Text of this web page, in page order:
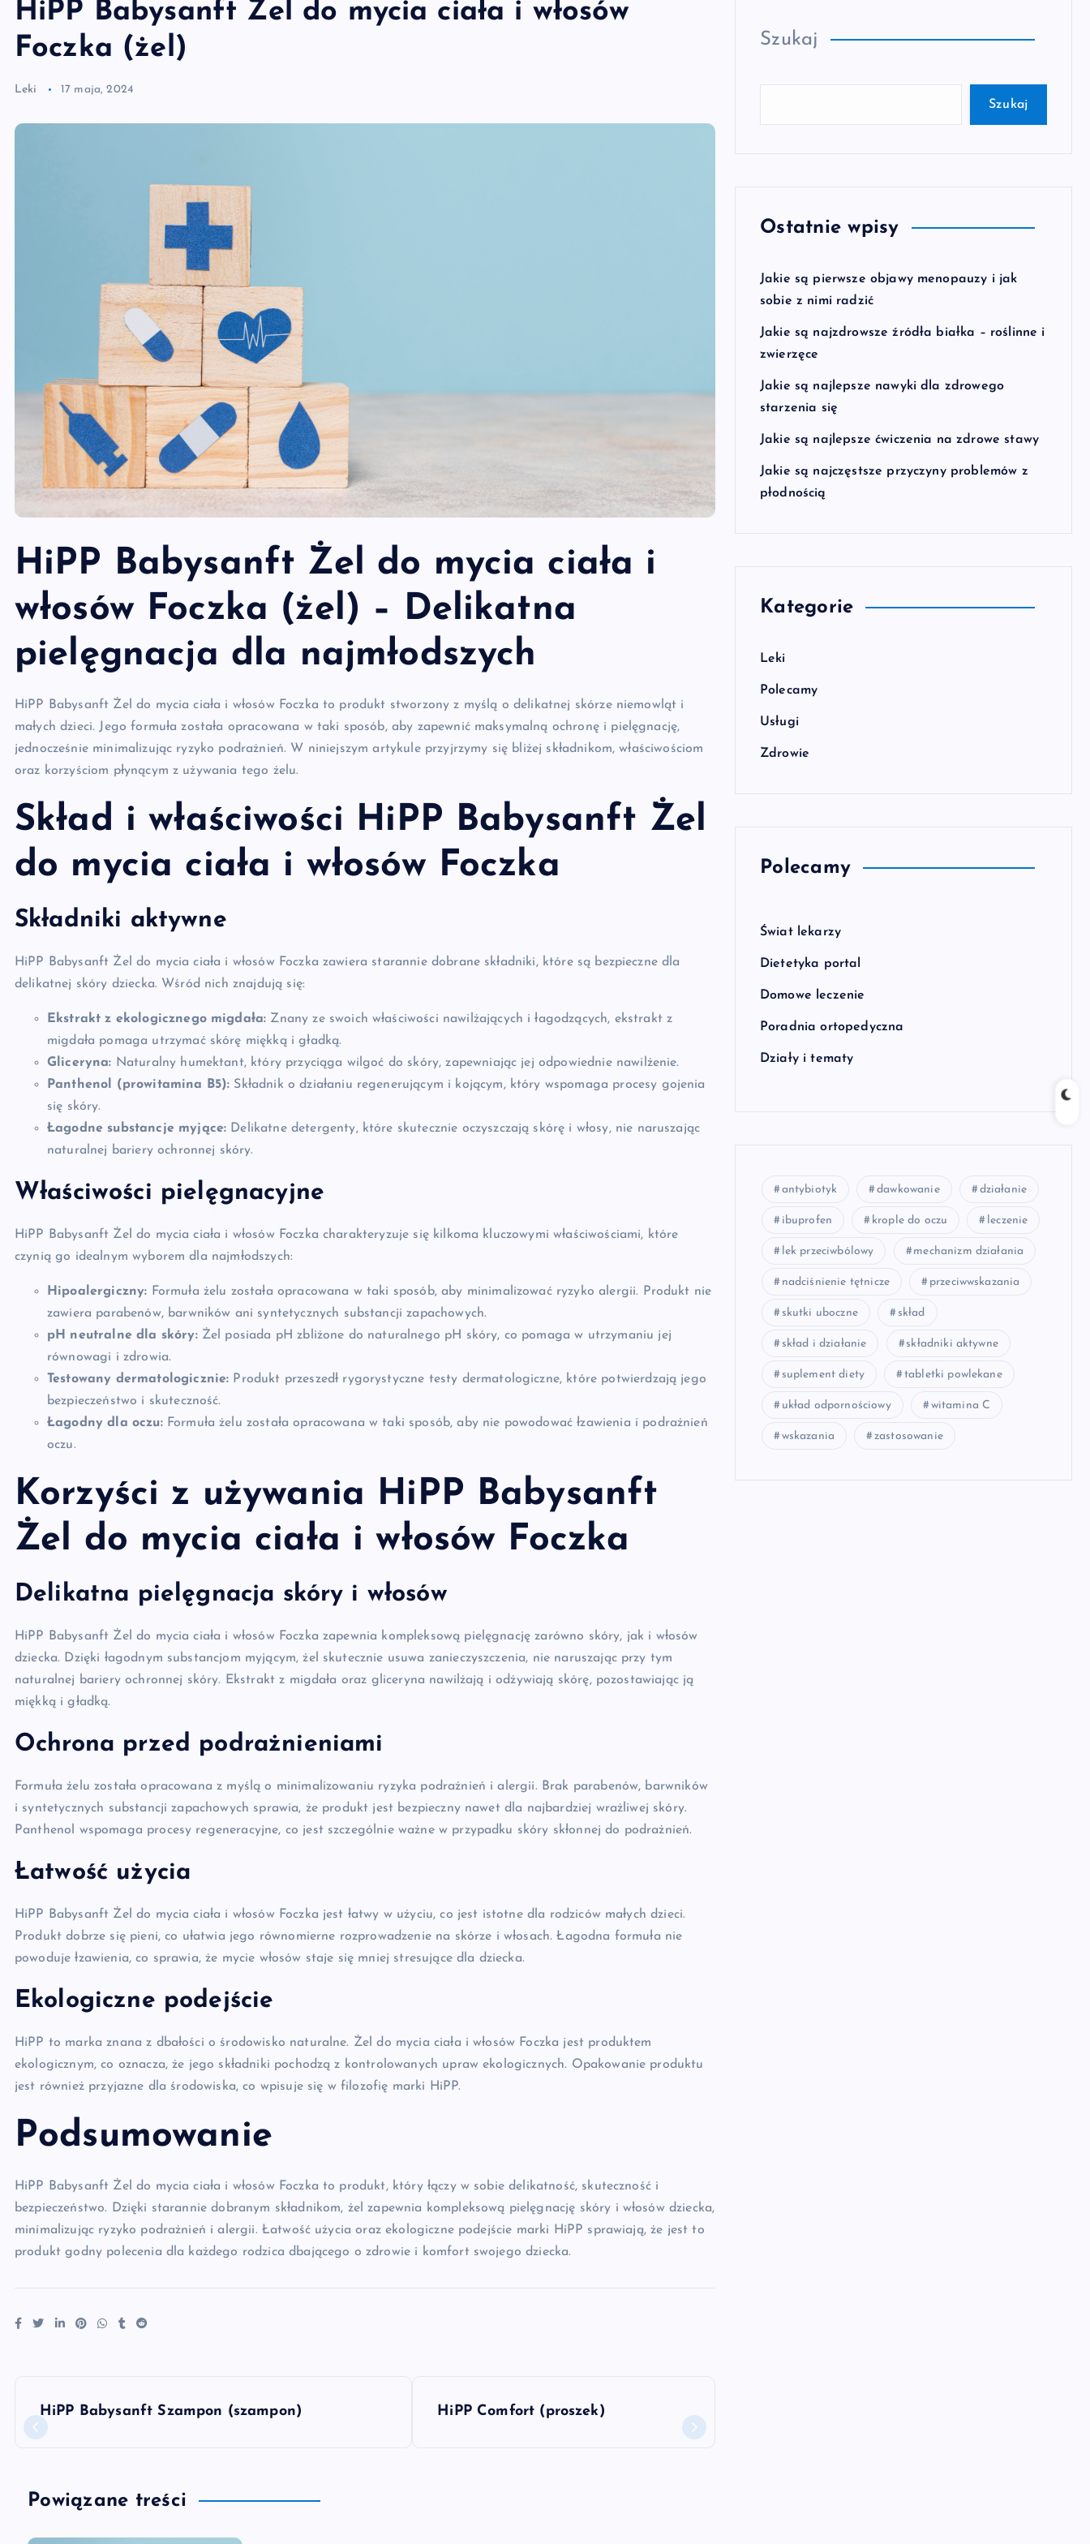
HiPP Babysanft Żel do mycia ciała i włosów
Foczka (żel)
Leki 17 maja, 2024
HiPP Babysanft Żel do mycia ciała i
włosów Foczka (żel) – Delikatna
pielęgnacja dla najmłodszych
HiPP Babysanft Żel do mycia ciała i włosów Foczka to produkt stworzony z myślą o delikatnej skórze niemowląt i
małych dzieci. Jego formuła została opracowana w taki sposób, aby zapewnić maksymalną ochronę i pielęgnację,
jednocześnie minimalizując ryzyko podrażnień. W niniejszym artykule przyjrzymy się bliżej składnikom, właściwościom
oraz korzyściom płynącym z używania tego żelu.
Skład i właściwości HiPP Babysanft Żel
do mycia ciała i włosów Foczka
Składniki aktywne
HiPP Babysanft Żel do mycia ciała i włosów Foczka zawiera starannie dobrane składniki, które są bezpieczne dla
delikatnej skóry dziecka. Wśród nich znajdują się:
Ekstrakt z ekologicznego migdała: Znany ze swoich właściwości nawilżających i łagodzących, ekstrakt z
migdała pomaga utrzymać skórę miękką i gładką.
Gliceryna: Naturalny humektant, który przyciąga wilgoć do skóry, zapewniając jej odpowiednie nawilżenie.
Panthenol (prowitamina B5): Składnik o działaniu regenerującym i kojącym, który wspomaga procesy gojenia
się skóry.
Łagodne substancje myjące: Delikatne detergenty, które skutecznie oczyszczają skórę i włosy, nie naruszając
naturalnej bariery ochronnej skóry.
Właściwości pielęgnacyjne
HiPP Babysanft Żel do mycia ciała i włosów Foczka charakteryzuje się kilkoma kluczowymi właściwościami, które
czynią go idealnym wyborem dla najmłodszych:
Hipoalergiczny: Formuła żelu została opracowana w taki sposób, aby minimalizować ryzyko alergii. Produkt nie
zawiera parabenów, barwników ani syntetycznych substancji zapachowych.
pH neutralne dla skóry:Żel posiada pH zbliżone do naturalnego pH skóry, co pomaga w utrzymaniu jej
równowagi i zdrowia.
Testowany dermatologicznie: Produkt przeszedł rygorystyczne testy dermatologiczne, które potwierdzają jego
bezpieczeństwo i skuteczność.
Łagodny dla oczu:Formuła żelu została opracowana w taki sposób, aby nie powodować łzawienia i podrażnień
oczu.
Korzyści z używania HiPP Babysanft
Żel do mycia ciała i włosów Foczka
Delikatna pielęgnacja skóry i włosów
HiPP Babysanft Żel do mycia ciała i włosów Foczka zapewnia kompleksową pielęgnację zarówno skóry, jak i włosów
dziecka. Dzięki łagodnym substancjom myjącym, żel skutecznie usuwa zanieczyszczenia, nie naruszając przy tym
naturalnej bariery ochronnej skóry. Ekstrakt z migdała oraz gliceryna nawilżają i odżywiają skórę, pozostawiając ją
miękką i gładką.
Ochrona przed podrażnieniami
Formuła żelu została opracowana z myślą o minimalizowaniu ryzyka podrażnień i alergii. Brak parabenów, barwników
i syntetycznych substancji zapachowych sprawia, że produkt jest bezpieczny nawet dla najbardziej wrażliwej skóry.
Panthenol wspomaga procesy regeneracyjne, co jest szczególnie ważne w przypadku skóry skłonnej do podrażnień.
Łatwość użycia
HiPP Babysanft Żel do mycia ciała i włosów Foczka jest łatwy w użyciu, co jest istotne dla rodziców małych dzieci.
Produkt dobrze się pieni, co ułatwia jego równomierne rozprowadzenie na skórze i włosach. Łagodna formuła nie
powoduje łzawienia, co sprawia, że mycie włosów staje się mniej stresujące dla dziecka.
Ekologiczne podejście
HiPP to marka znana z dbałości o środowisko naturalne. Żel do mycia ciała i włosów Foczka jest produktem
ekologicznym, co oznacza, że jego składniki pochodzą z kontrolowanych upraw ekologicznych. Opakowanie produktu
jest również przyjazne dla środowiska, co wpisuje się w filozofię marki HiPP.
Podsumowanie
HiPP Babysanft Żel do mycia ciała i włosów Foczka to produkt, który łączy w sobie delikatność, skuteczność i
bezpieczeństwo. Dzięki starannie dobranym składnikom, żel zapewnia kompleksową pielęgnację skóry i włosów dziecka,
minimalizując ryzyko podrażnień i alergii. Łatwość użycia oraz ekologiczne podejście marki HiPP sprawiają, że jest to
produkt godny polecenia dla każdego rodzica dbającego o zdrowie i komfort swojego dziecka.
N
a
w
HiPP Babysanft Szampon (szampon) HiPP Comfort (proszek)
Powiązane treści
Szukaj
Szukaj
Ostatnie wpisy
Jakie są pierwsze objawy menopauzy i jak
sobie z nimi radzić
Jakie są najzdrowsze źródła białka – roślinne i
zwierzęce
Jakie są najlepsze nawyki dla zdrowego
starzenia się
Jakie są najlepsze ćwiczenia na zdrowe stawy
Jakie są najczęstsze przyczyny problemów z
płodnością
Kategorie
Leki
Polecamy
Usługi
Zdrowie
Polecamy
Świat lekarzy
Dietetyka portal
Domowe leczenie
Poradnia ortopedyczna
Działy i tematy
antybiotyk dawkowanie działanie
ibuprofen krople do oczu leczenie
lek przeciwbólowy mechanizm działania
nadciśnienie tętnicze przeciwwskazania
skutki uboczne skład
skład i działanie składniki aktywne
suplement diety tabletki powlekane
układ odpornościowy witamina C
wskazania zastosowanie